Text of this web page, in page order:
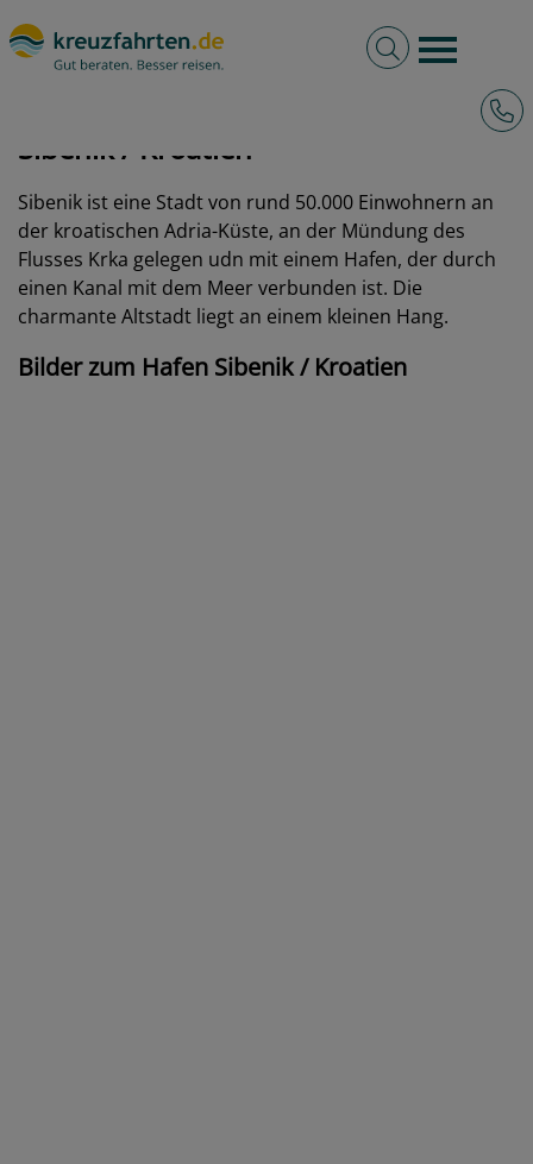
Burger
Volltextsuche
Sibenik / Kroatien
Sibenik ist eine Stadt von rund 50.000 Einwohnern an
der kroatischen Adria-Küste, an der Mündung des
Flusses Krka gelegen udn mit einem Hafen, der durch
einen Kanal mit dem Meer verbunden ist. Die
charmante Altstadt liegt an einem kleinen Hang.
Bilder zum Hafen Sibenik / Kroatien